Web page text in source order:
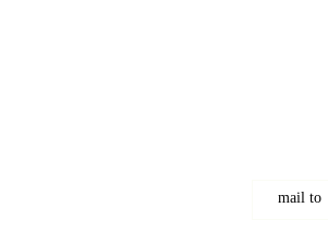
mail to